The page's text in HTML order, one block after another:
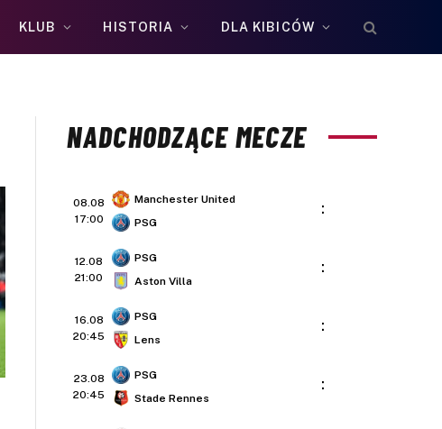
KLUB HISTORIA DLA KIBICÓW
NADCHODZĄCE MECZE
08.08
17:00
Manchester United
PSG
:
12.08
21:00
PSG
Aston Villa
:
16.08
20:45
PSG
Lens
:
23.08
20:45
PSG
Stade Rennes
: